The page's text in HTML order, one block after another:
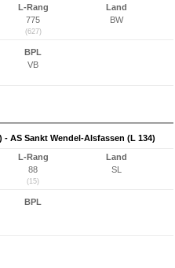
L-Rang
775
(627)
Land
BW
BPL
VB
AS Sankt Wendel-Alsfassen (L 134)
L-Rang
88
(15)
Land
SL
BPL